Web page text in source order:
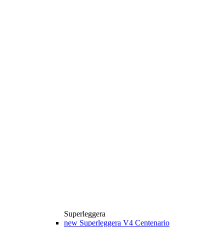
Superleggera
new Superleggera V4 Centenario